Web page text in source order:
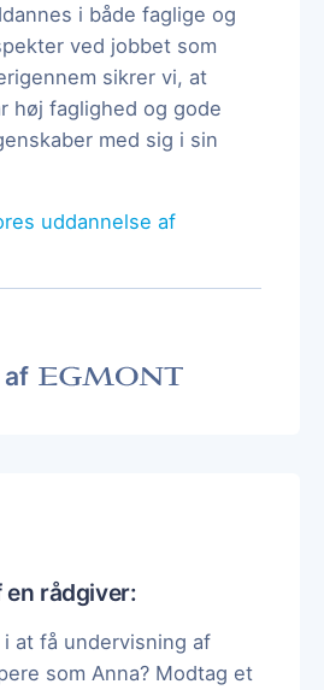
i både faglige og
ved jobbet som
sikrer vi, at
høj faglighed og gode
med sig i sin
uddannelse af
af
rådgiver:
at få undervisning af
som Anna? Modtag et